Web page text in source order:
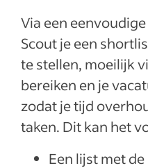
Via een
Scout je een
te stellen, moeilijk
bereiken en je
zodat je tijd
taken. Dit kan het
Een lijst met